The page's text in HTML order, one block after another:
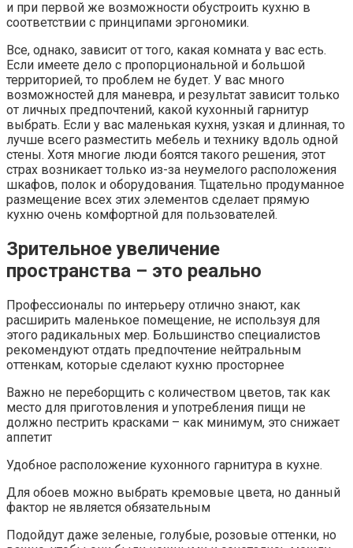
и при первой же возможности обустроить кухню в
соответствии с принципами эргономики.
Все, однако, зависит от того, какая комната у вас есть.
Если имеете дело с пропорциональной и большой
территорией, то проблем не будет. У вас много
возможностей для маневра, и результат зависит только
от личных предпочтений, какой кухонный гарнитур
выбрать. Если у вас маленькая кухня, узкая и длинная, то
лучше всего разместить мебель и технику вдоль одной
стены. Хотя многие люди боятся такого решения, этот
страх возникает только из-за неумелого расположения
шкафов, полок и оборудования. Тщательно продуманное
размещение всех этих элементов сделает прямую
кухню очень комфортной для пользователей.
Зрительное увеличение
пространства – это реально
Профессионалы по интерьеру отлично знают, как
расширить маленькое помещение, не используя для
этого радикальных мер. Большинство специалистов
рекомендуют отдать предпочтение нейтральным
оттенкам, которые сделают кухню просторнее
Важно не переборщить с количеством цветов, так как
место для приготовления и употребления пищи не
должно пестрить красками – как минимум, это снижает
аппетит
Удобное расположение кухонного гарнитура в кухне.
Для обоев можно выбрать кремовые цвета, но данный
фактор не является обязательным
Подойдут даже зеленые, голубые, розовые оттенки, но